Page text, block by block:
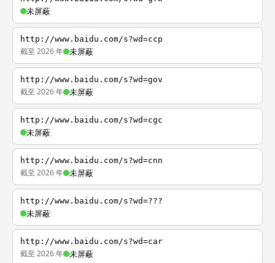
未屏蔽
http://www.baidu.com/s?wd=ccp
截至 2026 年 未屏蔽
http://www.baidu.com/s?wd=gov
截至 2026 年 未屏蔽
http://www.baidu.com/s?wd=cgc
未屏蔽
http://www.baidu.com/s?wd=cnn
截至 2026 年 未屏蔽
http://www.baidu.com/s?wd=???
未屏蔽
http://www.baidu.com/s?wd=car
截至 2026 年 未屏蔽